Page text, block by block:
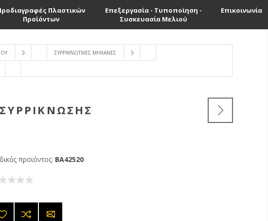
Πλαστικών
Προϊόντων
Επεξεργασία - Τυποποίηση -
Συσκευασία Μελιού
Επικοινωνία
ΣΥΡΡΙΚΝΩΤΙΚΈΣ ΜΗΧΑΝΈΣ
προϊόντος: BA42520